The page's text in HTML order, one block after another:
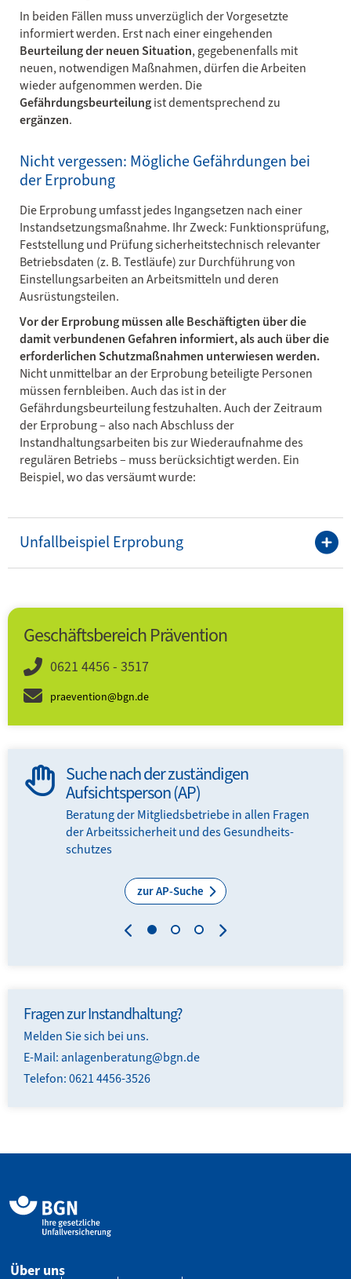
In beiden Fällen muss unverzüglich der Vorgesetzte
informiert werden. Erst nach einer eingehenden
Beurteilung der neuen Situation, gegebenenfalls mit
neuen, notwendigen Maßnahmen, dürfen die Arbeiten
wieder aufgenommen werden. Die
Gefährdungsbeurteilungist dementsprechend zu
ergänzen.
Nicht vergessen: Mögliche Gefährdungen bei
der Erprobung
Die Erprobung umfasst jedes Ingangsetzen nach einer
Instandsetzungsmaßnahme. Ihr Zweck: Funktionsprüfung,
Feststellung und Prüfung sicherheitstechnisch relevanter
Betriebsdaten (z. B. Testläufe) zur Durchführung von
Einstellungsarbeiten an Arbeitsmitteln und deren
Ausrüstungsteilen.
Vor der Erprobung müssen alle Beschäftigten über die
damit verbundenen Gefahren informiert, als auch über die
erforderlichen Schutzmaßnahmen unterwiesen werden.
Nicht unmittelbar an der Erprobung beteiligte Personen
müssen fernbleiben. Auch das ist in der
Gefährdungsbeurteilung festzuhalten. Auch der Zeitraum
der Erprobung – also nach Abschluss der
Instandhaltungsarbeiten bis zur Wiederaufnahme des
regulären Betriebs – muss berücksichtigt werden. Ein
Beispiel, wo das versäumt wurde:
Unfallbeispiel Erprobung
Geschäftsbereich Prävention
0621 4456 - 3517
praevention@bgn.de
Suche nach der zuständigen
Aufsichtsperson (AP)
Beratung der Mitglieds­­betriebe in allen Fragen
der Arbeits­sicherheit und des Gesundheits­
schutzes
zur AP-Suche
Fragen zur Instandhaltung?
Melden Sie sich bei uns.
E-Mail: anlagenberatung@bgn.de
Telefon: 0621 4456-3526
Über uns